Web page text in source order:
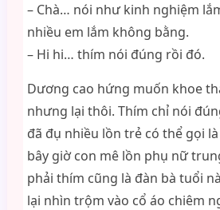
– Chà… nói như kinh nghiệm
nhiều em lắm không bằng.
– Hi hi… thím nói đúng rồi đó.
Dương cao hứng muốn khoe
nhưng lại thôi. Thím chỉ nói
đã đụ nhiều lồn trẻ có thể gọi
bây giờ con mê lồn phụ nữ
phải thím cũng là đàn bà tuổi
lại nhìn trộm vào cổ áo chiêm